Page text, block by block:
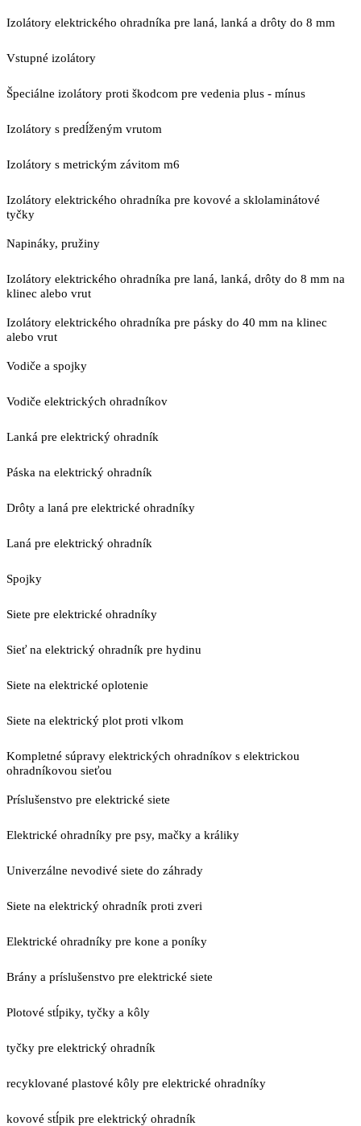
Izolátory elektrického ohradníka pre laná, lanká a drôty do 8 mm
Vstupné izolátory
Špeciálne izolátory proti škodcom pre vedenia plus - mínus
Izolátory s predĺženým vrutom
Izolátory s metrickým závitom m6
Izolátory elektrického ohradníka pre kovové a sklolaminátové
tyčky
Napináky, pružiny
Izolátory elektrického ohradníka pre laná, lanká, drôty do 8 mm na
klinec alebo vrut
Izolátory elektrického ohradníka pre pásky do 40 mm na klinec
alebo vrut
Vodiče a spojky
Vodiče elektrických ohradníkov
Lanká pre elektrický ohradník
Páska na elektrický ohradník
Drôty a laná pre elektrické ohradníky
Laná pre elektrický ohradník
Spojky
Siete pre elektrické ohradníky
Sieť na elektrický ohradník pre hydinu
Siete na elektrické oplotenie
Siete na elektrický plot proti vlkom
Kompletné súpravy elektrických ohradníkov s elektrickou
ohradníkovou sieťou
Príslušenstvo pre elektrické siete
Elektrické ohradníky pre psy, mačky a králiky
Univerzálne nevodivé siete do záhrady
Siete na elektrický ohradník proti zveri
Elektrické ohradníky pre kone a poníky
Brány a príslušenstvo pre elektrické siete
Plotové stĺpiky, tyčky a kôly
tyčky pre elektrický ohradník
recyklované plastové kôly pre elektrické ohradníky
kovové stĺpik pre elektrický ohradník